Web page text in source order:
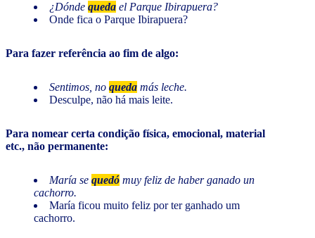
¿Dónde queda el Parque Ibirapuera?
Onde fica o Parque Ibirapuera?
Para fazer referência ao fim de algo:
Sentimos, no queda más leche.
Desculpe, não há mais leite.
Para nomear certa condição física, emocional, material
etc., não permanente:
María se quedó muy feliz de haber ganado un
cachorro.
María ficou muito feliz por ter ganhado um
cachorro.